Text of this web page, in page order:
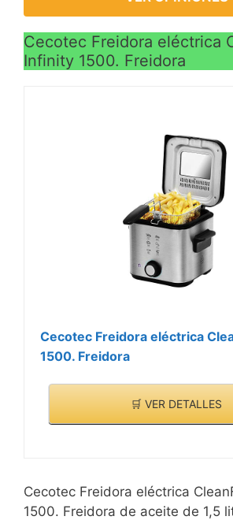
Cecotec Freidora eléctrica
Infinity 1500. Freidora
Cecotec Freidora eléctrica
1500. Freidora
🛒 VER DETALLES
Cecotec Freidora eléctrica
1500. Freidora de aceite de 1,5